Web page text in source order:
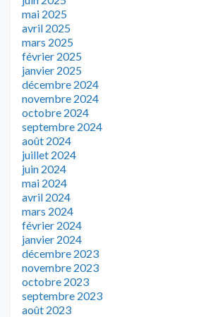
mai 2025
avril 2025
mars 2025
février 2025
janvier 2025
décembre 2024
novembre 2024
octobre 2024
septembre 2024
août 2024
juillet 2024
juin 2024
mai 2024
avril 2024
mars 2024
février 2024
janvier 2024
décembre 2023
novembre 2023
octobre 2023
septembre 2023
août 2023